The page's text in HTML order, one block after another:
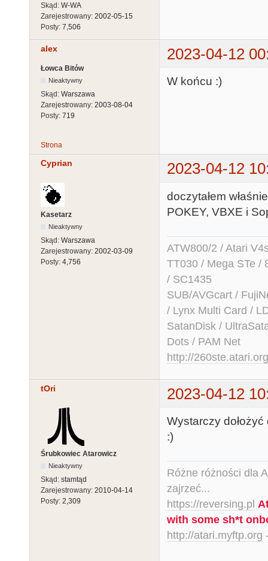
Skąd: W-WA
Zarejestrowany: 2002-05-15
Posty: 7,506
alex 2023-04-12
Łowca Bitów
Nieaktywny
Skąd: Warszawa
Zarejestrowany: 2003-08-04
Posty: 719
W końcu :)
Strona
Cyprian 2023-04-12
Kasetarz
Nieaktywny
Skąd: Warszawa
Zarejestrowany: 2002-03-09
Posty: 4,756
doczytałem
POKEY, VBXE i
ATW800/2 / Atari
TT030 / Mega STe /
/ SC1435
SUB/AVGcart /
/ Lynx Multi Card /
SatanDisk /
Dots / PAM Net
http://260ste.atari.org
tOri 2023-04-12
Śrubkowiec Atarowicz
Nieaktywny
Skąd: stamtąd
Zarejestrowany: 2010-04-14
Posty: 2,309
Wystarczy
:)
Różne różności dla
zajrzeć...
https://reversing.pl
with some sh*t
http://atari.myftp.org